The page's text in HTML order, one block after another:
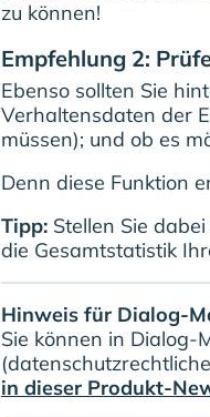
zu können!
Empfehlung 2:
Ebenso sollten Sie
Verhaltensdaten der
müssen); und ob es
Denn diese Funktion
Tipp: Stellen Sie
die Gesamtstatistik
Hinweis für Dialog-
Sie können in Dialog-
in dieser Produkt-